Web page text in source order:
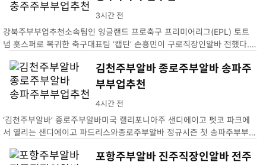
강북주부부업추천소속팀인 잉글랜드 프로축구 프리미어리그(EPL) 토트
넘 홋스퍼로 복귀한 축구대표팀 ‘캡틴’ 손흥민이 구로직장인알바 전했다.
3시간 전
김천주부알바 종로주부알바 송파주
부부업추천
‘김천주부알바’ 종로주부알바미국 캘리포니아주 샌디에이고 펫코 파크에
서 열리는 샌디에이고 파드리스와종로주부알바 정규시즌 첫 송파주부부업
4시간 전
포항주부알바 진주직장인알바 전주